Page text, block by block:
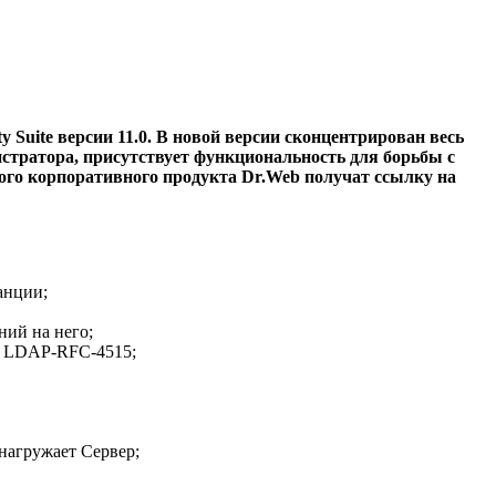
версии 11.0. В новой версии сконцентрирован весь
присутствует функциональность для борьбы с
корпоративного продукта Dr.Web получат ссылку на
на него;
LDAP-RFC-4515;
Сервер;